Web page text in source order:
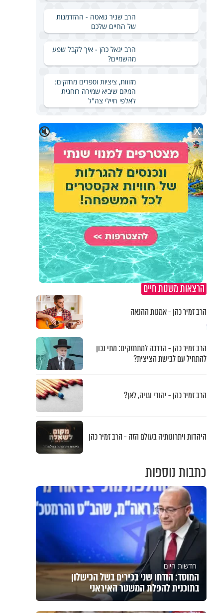
הרב שניר גואטה - ההזדמנות
של החיים שלכם
הרב יגאל כהן - איך לקבל שפע
מהשמיים?
מזוזות, ציציות וספרים מחזקים:
המיזם שיביא שמירה רוחנית
לאלפי חיילי צה"ל
🔇 X
הרצאות משנות חיים
הרב זמיר כהן - אמנות ההנאה
הרב זמיר כהן - הדרכה למתחזקים: מתי נכון
להתחיל עם לבישת הציצית?
הרב זמיר כהן - יהודי וגויה, לאן?
היהדות ויתרונותיה בעולם הזה - הרב זמיר כהן
כתבות נוספות
חדשות היום
המוסד: הודחו שני בכירים בשל הכישלון
בתוכנית להפלת המשטר האיראני